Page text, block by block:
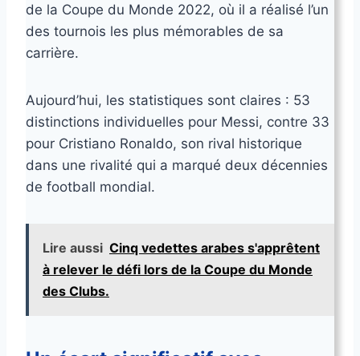
de la Coupe du Monde 2022, où il a réalisé l’un
des tournois les plus mémorables de sa
carrière.
Aujourd’hui, les statistiques sont claires : 53
distinctions individuelles pour Messi, contre 33
pour Cristiano Ronaldo, son rival historique
dans une rivalité qui a marqué deux décennies
de football mondial.
Lire aussi Cinq vedettes arabes s'apprêtent
à relever le défi lors de la Coupe du Monde
des Clubs.